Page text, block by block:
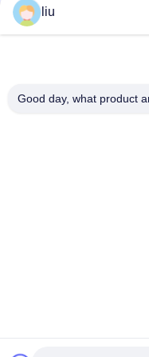
0.04-1.0mm Đồng hợp
máy đóng hộp
0.05-2.52mm đồng hợp
liu
Good day, what product